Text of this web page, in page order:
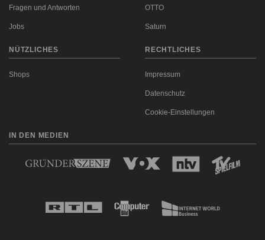
Fragen und Antworten
Jobs
OTTO
Saturn
NÜTZLICHES
Shops
RECHTLICHES
Impressum
Datenschutz
Cookie-Einstellungen
IN DEN MEDIEN